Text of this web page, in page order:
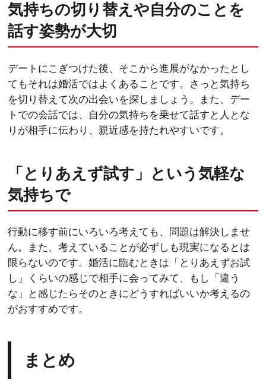
気持ちの切り替えや自分のことを
話す姿勢が大切
デートにこぎつけた後、そこから進展がなかったとし
てもそれは婚活ではよくあることです。さっと気持ち
を切り替えて次の出会いを探しましょう。また、デー
トでの会話では、自分の気持ちを乗せて話すと人とな
りが相手に伝わり、親近感を持たれやすいです。
「とりあえず試す」という気軽な
気持ちで
行動に移す前にいろいろ考えても、問題は解決しませ
ん。また、考えていることが必ずしも現実になるとは
限らないのです。婚活に臨むときは「とりあえずお試
し」くらいの感じで相手に会ってみて、もし「違う
な」と感じたらそのときにどうすればいいか考えるの
がおすすめです。
まとめ